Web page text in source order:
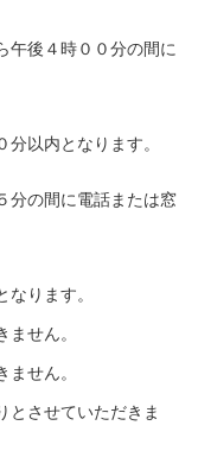
午後４時００分の間に
以内となります。
分の間に電話または窓
ります。
せん。
せん。
せていただきま